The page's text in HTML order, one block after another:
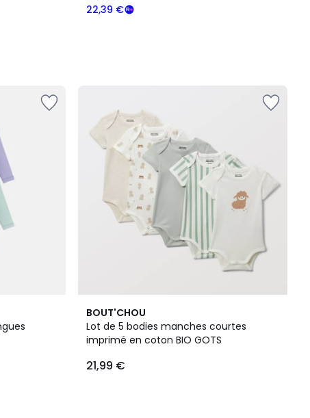
22,39 €
BOUT'CHOU
Lot de 5 bodies manches courtes
imprimé en coton BIO GOTS
21,99 €